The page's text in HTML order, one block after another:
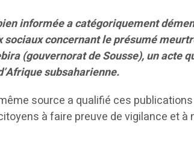
informée a catégoriquement
concernant le présumé
(gouvernorat de Sousse), un acte
subsaharienne.
source a qualifié ces
à faire preuve de vigilance et à